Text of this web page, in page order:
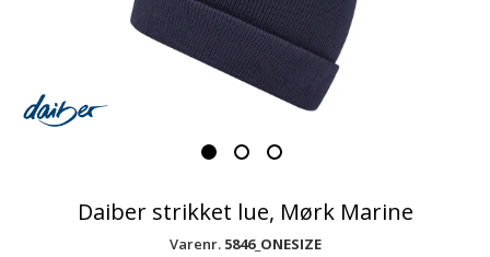
Daiber strikket lue, Mørk Marine
Varenr. 5846_ONESIZE